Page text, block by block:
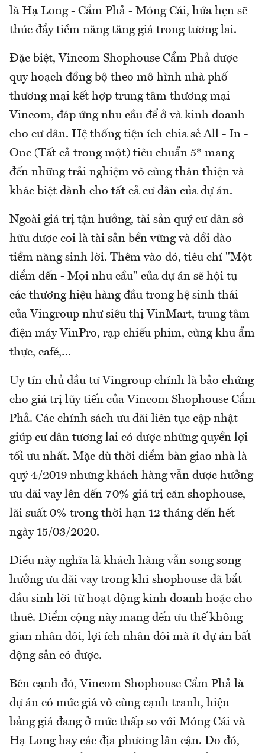
là Hạ Long - Cẩm Phả - Móng Cái, hứa hẹn sẽ
thúc đẩy tiềm năng tăng giá trong tương lai.
Đặc biệt, Vincom Shophouse Cẩm Phả được
quy hoạch đồng bộ theo mô hình nhà phố
thương mại kết hợp trung tâm thương mại
Vincom, đáp ứng nhu cầu để ở và kinh doanh
cho cư dân. Hệ thống tiện ích chia sẻ All - In -
One (Tất cả trong một) tiêu chuẩn 5* mang
đến những trải nghiệm vô cùng thân thiện và
khác biệt dành cho tất cả cư dân của dự án.
Ngoài giá trị tận hưởng, tài sản quý cư dân sở
hữu được coi là tài sản bền vững và dồi dào
tiềm năng sinh lời. Thêm vào đó, tiêu chí "Một
điểm đến - Mọi nhu cầu" của dự án sẽ hội tụ
các thương hiệu hàng đầu trong hệ sinh thái
của Vingroup như siêu thị VinMart, trung tâm
điện máy VinPro, rạp chiếu phim, cùng khu ẩm
thực, café,…
Uy tín chủ đầu tư Vingroup chính là bảo chứng
cho giá trị lũy tiến của Vincom Shophouse Cẩm
Phả. Các chính sách ưu đãi liên tục cập nhật
giúp cư dân tương lai có được những quyền lợi
tối ưu nhất. Mặc dù thời điểm bàn giao nhà là
quý 4/2019 nhưng khách hàng vẫn được hưởng
ưu đãi vay lên đến 70% giá trị căn shophouse,
lãi suất 0% trong thời hạn 12 tháng đến hết
ngày 15/03/2020.
Điều này nghĩa là khách hàng vẫn song song
hưởng ưu đãi vay trong khi shophouse đã bắt
đầu sinh lời từ hoạt động kinh doanh hoặc cho
thuê. Điểm cộng này mang đến ưu thế không
gian nhân đôi, lợi ích nhân đôi mà ít dự án bất
động sản có được.
Bên cạnh đó, Vincom Shophouse Cẩm Phả là
dự án có mức giá vô cùng cạnh tranh, hiện
bảng giá đang ở mức thấp so với Móng Cái và
Hạ Long hay các địa phương lân cận. Do đó,